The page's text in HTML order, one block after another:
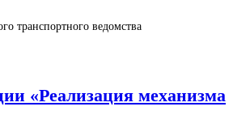
транспортного ведомства
«Реализация механизма